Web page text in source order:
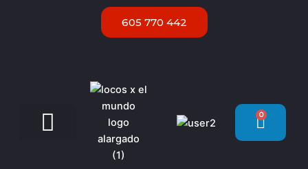
605 770 442
0